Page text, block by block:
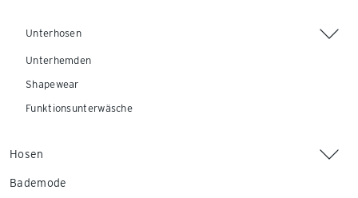
Unterhosen
Unterhemden
Shapewear
Funktionsunterwäsche
Hosen
Bademode